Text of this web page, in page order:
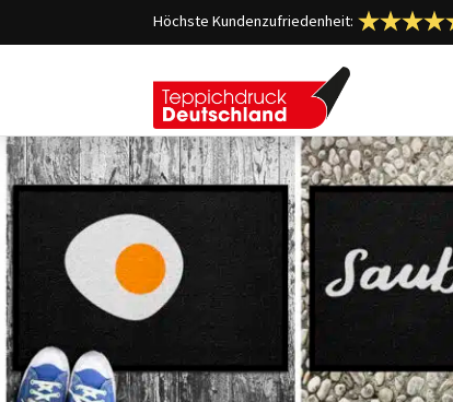
Höchste Kundenzufriedenheit: